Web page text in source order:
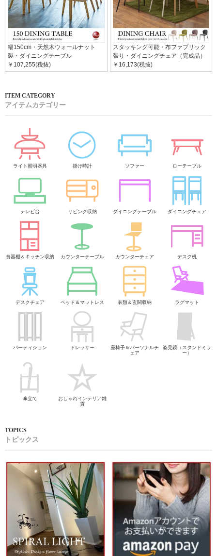
幅150cm・天然木ウォールナット
製・ダイニングテーブル
￥107,255(税抜)
スタッキング可能・布ファブリック
張り・ダイニングチェア（完成品）
￥16,173(税抜)
アイテムカテゴリー
ライト照明器具 掛け時計 ソファー ローテーブル
テレビ台 リビング収納 ダイニングテーブル ダイニングチェア
食器棚＆キッチン収納 カウンターテーブル カウンターチェア デスク机
デスクチェア ベッド＆マットレス 衣類＆玄関収納 ラグマット
パーティション ドレッサー
座椅子＆パーソナルチ
ェア
姿見鏡（スタンドミラ
ー）
傘立て
おしゃれインテリア雑
貨
トピックス